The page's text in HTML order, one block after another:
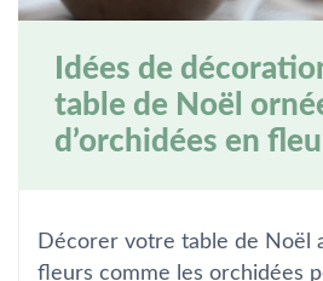
Idées de
table de Noël
d’orchidées en
Décorer votre table de Noël
fleurs comme les orchidées